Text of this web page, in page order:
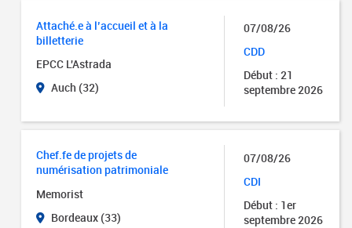
Attaché.e à l’accueil et à la
billetterie
EPCC L'Astrada
Auch (32)
07/08/26
CDD
Début : 21
septembre 2026
Chef.fe de projets de
numérisation patrimoniale
Memorist
Bordeaux (33)
07/08/26
CDI
Début : 1er
septembre 2026